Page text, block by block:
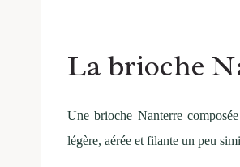
La brioche
Une brioche Nanterre
légère, aérée et filante un peu